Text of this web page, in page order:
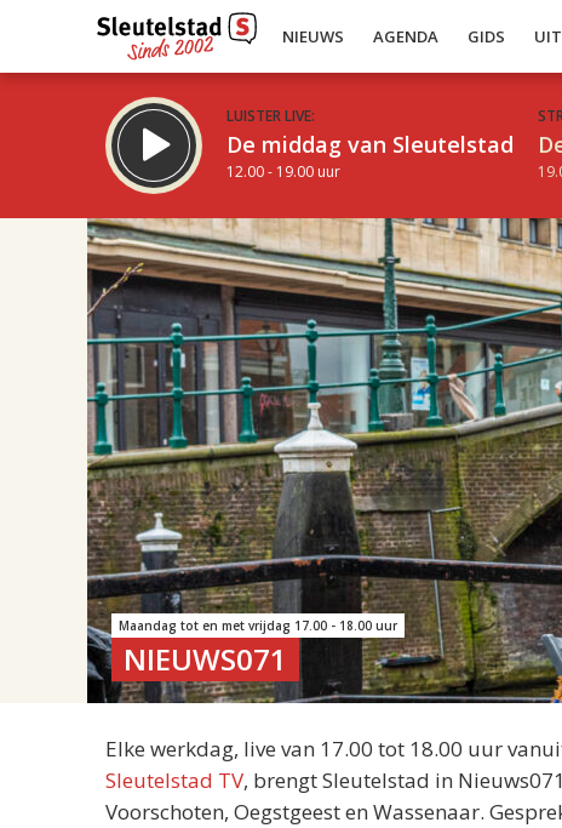
NIEUWS AGENDA GIDS
LUISTER LIVE:
De middag van Sleutelstad
12.00 - 19.00 uur
17.00
Inklappen
Maandag tot en met vrijdag 17.00 - 18.00 uur
NIEUWS071
Elke werkdag, live van 17.00 tot 18.00 uur
Sleutelstad TV, brengt Sleutelstad in
Voorschoten, Oegstgeest en Wassenaar.